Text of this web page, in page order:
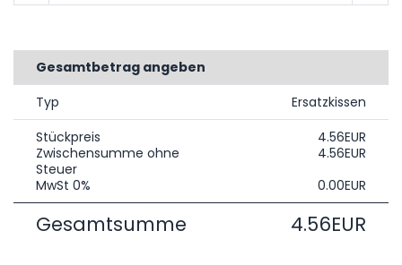
Gesamtbetrag angeben
Typ
Ersatzkissen
Stückpreis
4.56EUR
Zwischensumme ohne
Steuer
4.56EUR
MwSt 0%
0.00EUR
Gesamtsumme 4.56EUR